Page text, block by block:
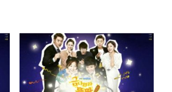
高視聴率22.7％。視聴率の女王ハ
ン・ジヘが露天商を営みながら家
族を養う貧乏女性と、高慢ちきな
ゴージャス女性の二役を演じ話題
になりました。 《金よ出てこいコ